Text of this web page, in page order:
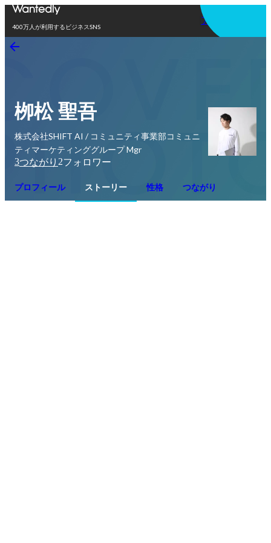
400万人が利用するビジネスSNS
アプリを使う
栁松 聖吾
株式会社SHIFT AI / コミュニティ事業部コミュニ
ティマーケティンググループ Mgr
3つながり 2フォロワー
プロフィール ストーリー 性格 つながり